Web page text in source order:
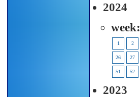
2024
week:
1 2
26 27
51 52
2023